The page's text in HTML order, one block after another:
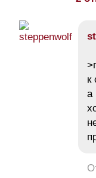
к
а